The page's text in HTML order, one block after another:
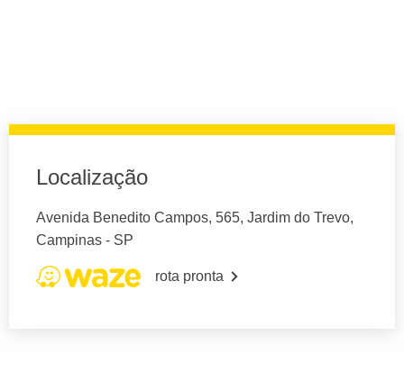
Localização
Avenida Benedito Campos, 565, Jardim do Trevo,
Campinas - SP
rota pronta